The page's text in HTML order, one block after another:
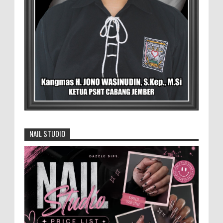
rutin senam pagi, setelah senam dilanjutkan pe...
Pemilik Lahan Safi'i Dilaporkan Pencurian
dan Pengrusakan
Didampingi Kuasa Hukum Safi'i Datangi
Polres Jember MEMOPOS.vo.id, Jember -
Safi'i (76) warga Kreyongan, Kelurahan Patrang,
Digelontor Bantuan CSR Jumbo dan Bibit
Ternak Gratis ‎
‎BLORA – Wakil Bupati Blora Hj. Sri
Setyorini menghadiri Rapat Anggota Tahunan (RAT)
Kelompok Tani Hutan (KTH) Masjid Baitur Mulyo yang
dig...
Anggota Karang Taruna Urunan Demi
NAIL STUDIO